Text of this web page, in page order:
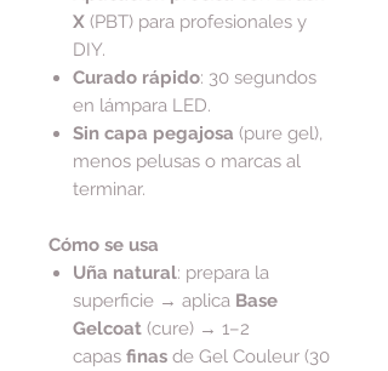
X (PBT) para profesionales y
DIY.
Curado rápido: 30 segundos
en lámpara LED.
Sin capa pegajosa (pure gel),
menos pelusas o marcas al
terminar.
Cómo se usa
Uña natural: prepara la
superficie → aplica Base
Gelcoat (cure) → 1–2
capas finas de Gel Couleur (30